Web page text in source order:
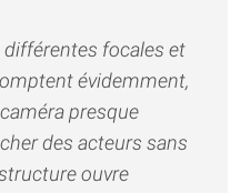
focales et
évidemment,
presque
des acteurs sans
ouvre